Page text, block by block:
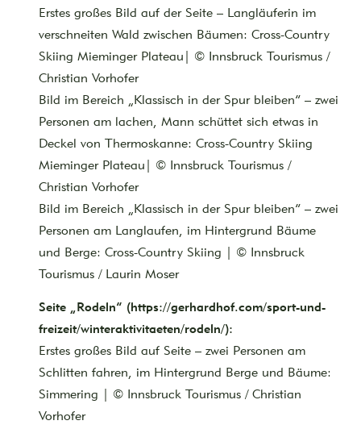
Erstes großes Bild auf der Seite – Langläuferin im
verschneiten Wald zwischen Bäumen: Cross-Country
Skiing Mieminger Plateau| © Innsbruck Tourismus /
Christian Vorhofer
Bild im Bereich „Klassisch in der Spur bleiben“ – zwei
Personen am lachen, Mann schüttet sich etwas in
Deckel von Thermoskanne: Cross-Country Skiing
Mieminger Plateau| © Innsbruck Tourismus /
Christian Vorhofer
Bild im Bereich „Klassisch in der Spur bleiben“ – zwei
Personen am Langlaufen, im Hintergrund Bäume
und Berge: Cross-Country Skiing | © Innsbruck
Tourismus / Laurin Moser
Seite „Rodeln“ (https://gerhardhof.com/sport-und-
freizeit/winteraktivitaeten/rodeln/):
Erstes großes Bild auf Seite – zwei Personen am
Schlitten fahren, im Hintergrund Berge und Bäume:
Simmering | © Innsbruck Tourismus / Christian
Vorhofer